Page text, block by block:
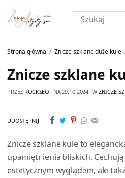
Strona główna Znicze szklane duże kule
Znicze szklane
PRZEZ ROCKSEO NA 29.10.2024 W ZNICZE
UDOSTĘPNIJ
Znicze szklane kule to
upamiętnienia bliskich.
estetycznym wyglądem, ale